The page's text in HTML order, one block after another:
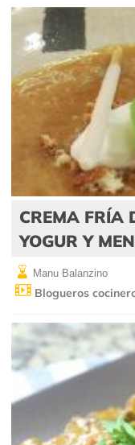
CREMA FRÍA
YOGUR Y
Manu Balanzino
Blogueros